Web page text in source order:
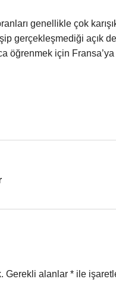
genellikle çok
gerçekleşmediği açık
öğrenmek için Fransa’ya
Gerekli alanlar * ile